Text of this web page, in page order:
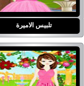
تلبيس الاميرة